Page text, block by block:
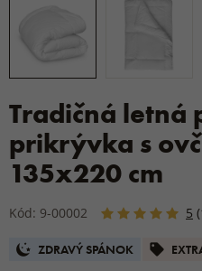
Tradičná letná
prikrývka s
135x220 cm
Kód: 9-00002 5
ZDRAVÝ SPÁNOK